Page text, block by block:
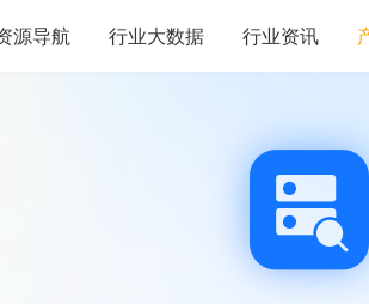
源导航 行业大数据 行业资讯